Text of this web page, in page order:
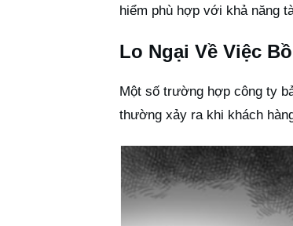
hiểm phù hợp với khả năng
Lo Ngại Về Việc
Một số trường hợp công ty
thường xảy ra khi khách